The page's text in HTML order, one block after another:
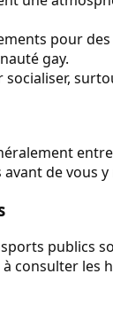
pour
gay.
de vous
publics
consulter